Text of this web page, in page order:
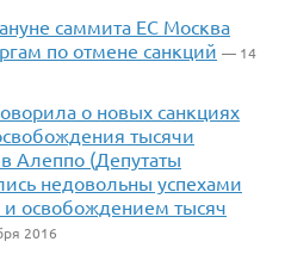
саммита ЕС Москва
по отмене санкций — 14
о новых санкциях
тысячи
Алеппо (Депутаты
недовольны успехами
освобождением тысяч
2016